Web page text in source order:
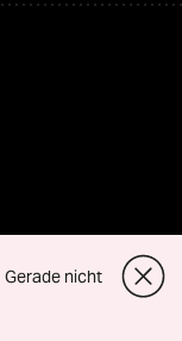
Gerade nicht